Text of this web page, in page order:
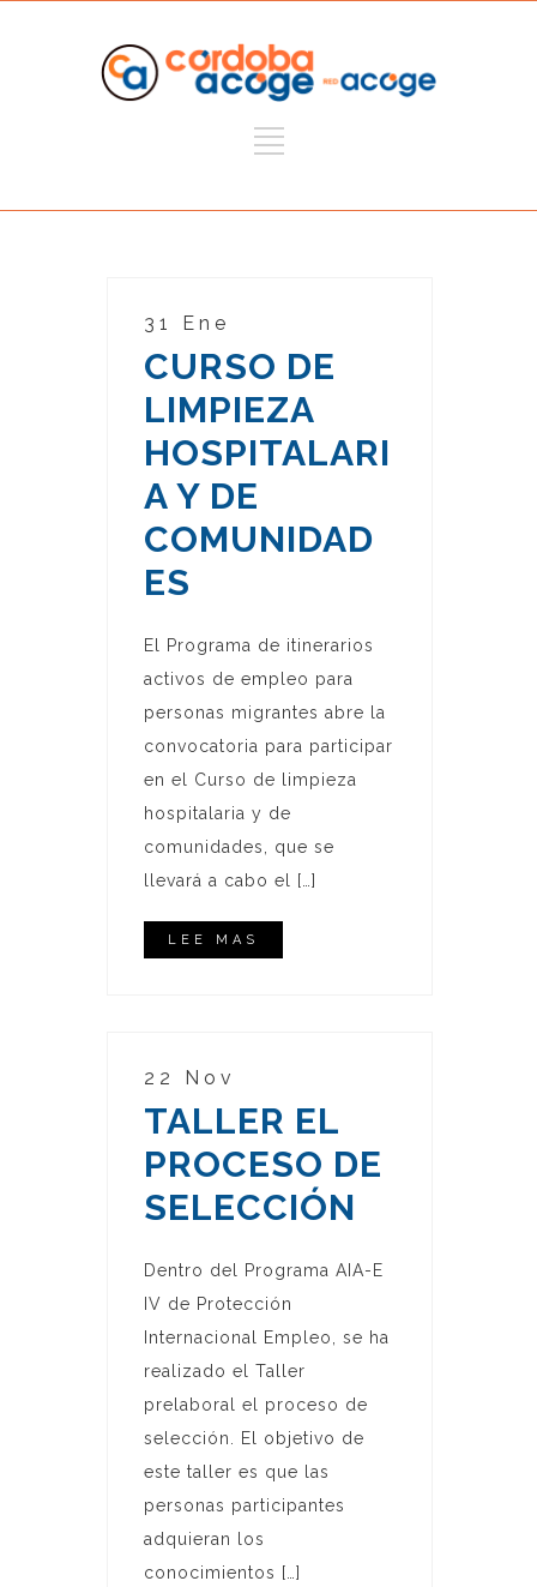
31 Ene
CURSO DE
LIMPIEZA
HOSPITALARI
A Y DE
COMUNIDAD
ES
El Programa de itinerarios
activos de empleo para
personas migrantes abre la
convocatoria para participar
en el Curso de limpieza
hospitalaria y de
comunidades, que se
llevará a cabo el […]
LEE MAS
22 Nov
TALLER EL
PROCESO DE
SELECCIÓN
Dentro del Programa AIA-E
IV de Protección
Internacional Empleo, se ha
realizado el Taller
prelaboral el proceso de
selección. El objetivo de
este taller es que las
personas participantes
adquieran los
conocimientos […]